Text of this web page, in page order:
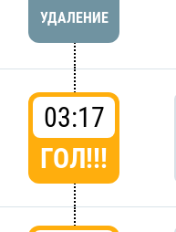
УДАЛЕНИЕ
03:17
ГОЛ!!!